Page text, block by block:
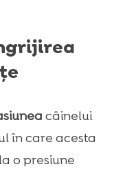
câinelui
în care acesta
o presiune